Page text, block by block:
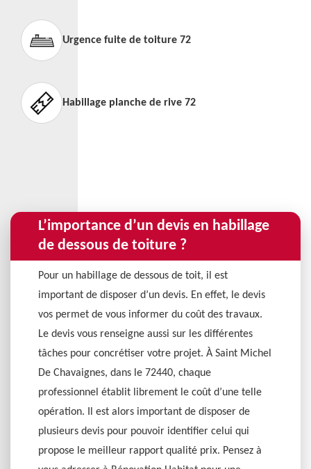
Urgence fuite de toiture 72
Habillage planche de rive 72
L’importance d’un devis en habillage
de dessous de toiture ?
Pour un habillage de dessous de toit, il est
important de disposer d’un devis. En effet, le devis
vos permet de vous informer du coût des travaux.
Le devis vous renseigne aussi sur les différentes
tâches pour concrétiser votre projet. À Saint Michel
De Chavaignes, dans le 72440, chaque
professionnel établit librement le coût d’une telle
opération. Il est alors important de disposer de
plusieurs devis pour pouvoir identifier celui qui
propose le meilleur rapport qualité prix. Pensez à